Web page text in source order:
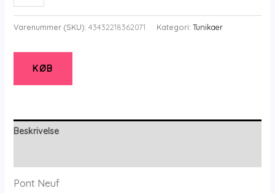
Neuf
-
-
Pnkarin
Mie
-
Varenummer (SKU): 43432218362071 Kategori: Tunikaer
KØB
Beskrivelse
Pont Neuf